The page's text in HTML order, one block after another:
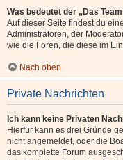
Was bedeutet der „Das
Auf dieser Seite findest du
Administratoren, der
wie die Foren, die diese im
Nach oben
Private Nachrichten
Ich kann keine Privaten
Hierfür kann es drei Gründe
nicht angemeldet, oder die
das komplette Forum